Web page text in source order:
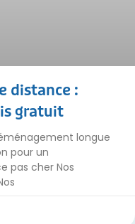
distance :
gratuit
longue
pour un
pas cher Nos